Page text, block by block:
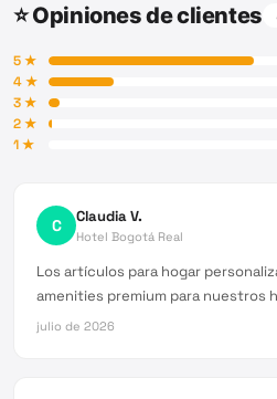
⭐ Opiniones de clientes
5★
4★
3★
2★
1★
C Claudia V.
Hotel Bogotá Real
Los artículos para hogar
amenities premium para nuestros
julio de 2026